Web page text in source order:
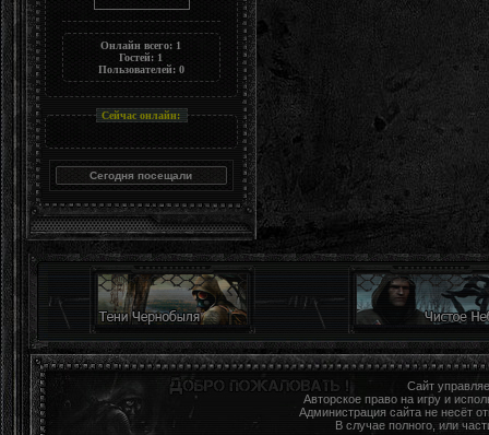
Онлайн всего: 1
Гостей: 1
Пользователей: 0
Сейчас онлайн:
Сайт
Авторское право на игру и
Администрация сайта не несёт
В случае полного, или